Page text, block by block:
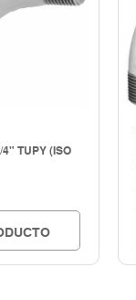
TUPY (ISO